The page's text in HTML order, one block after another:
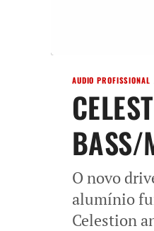
AUDIO PROFISSIONAL
BASS/
O novo
alumínio
Celestion